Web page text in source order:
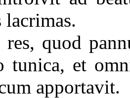
lacrimas.
quod
tunica, et
apportavit.